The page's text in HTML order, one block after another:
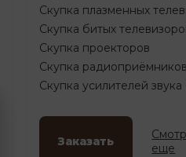
Скупка плазменных
Скупка битых
Скупка проекторов
Скупка радиоприёмников
Скупка усилителей звука
Заказать
еще